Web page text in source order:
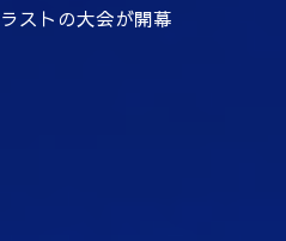
ストの大会が開幕